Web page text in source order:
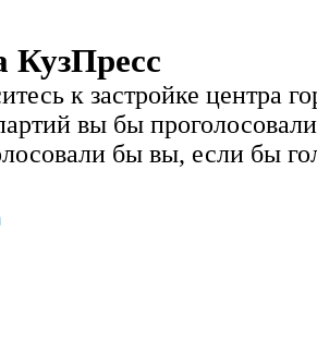
к застройке центра
вы бы
бы вы, если бы